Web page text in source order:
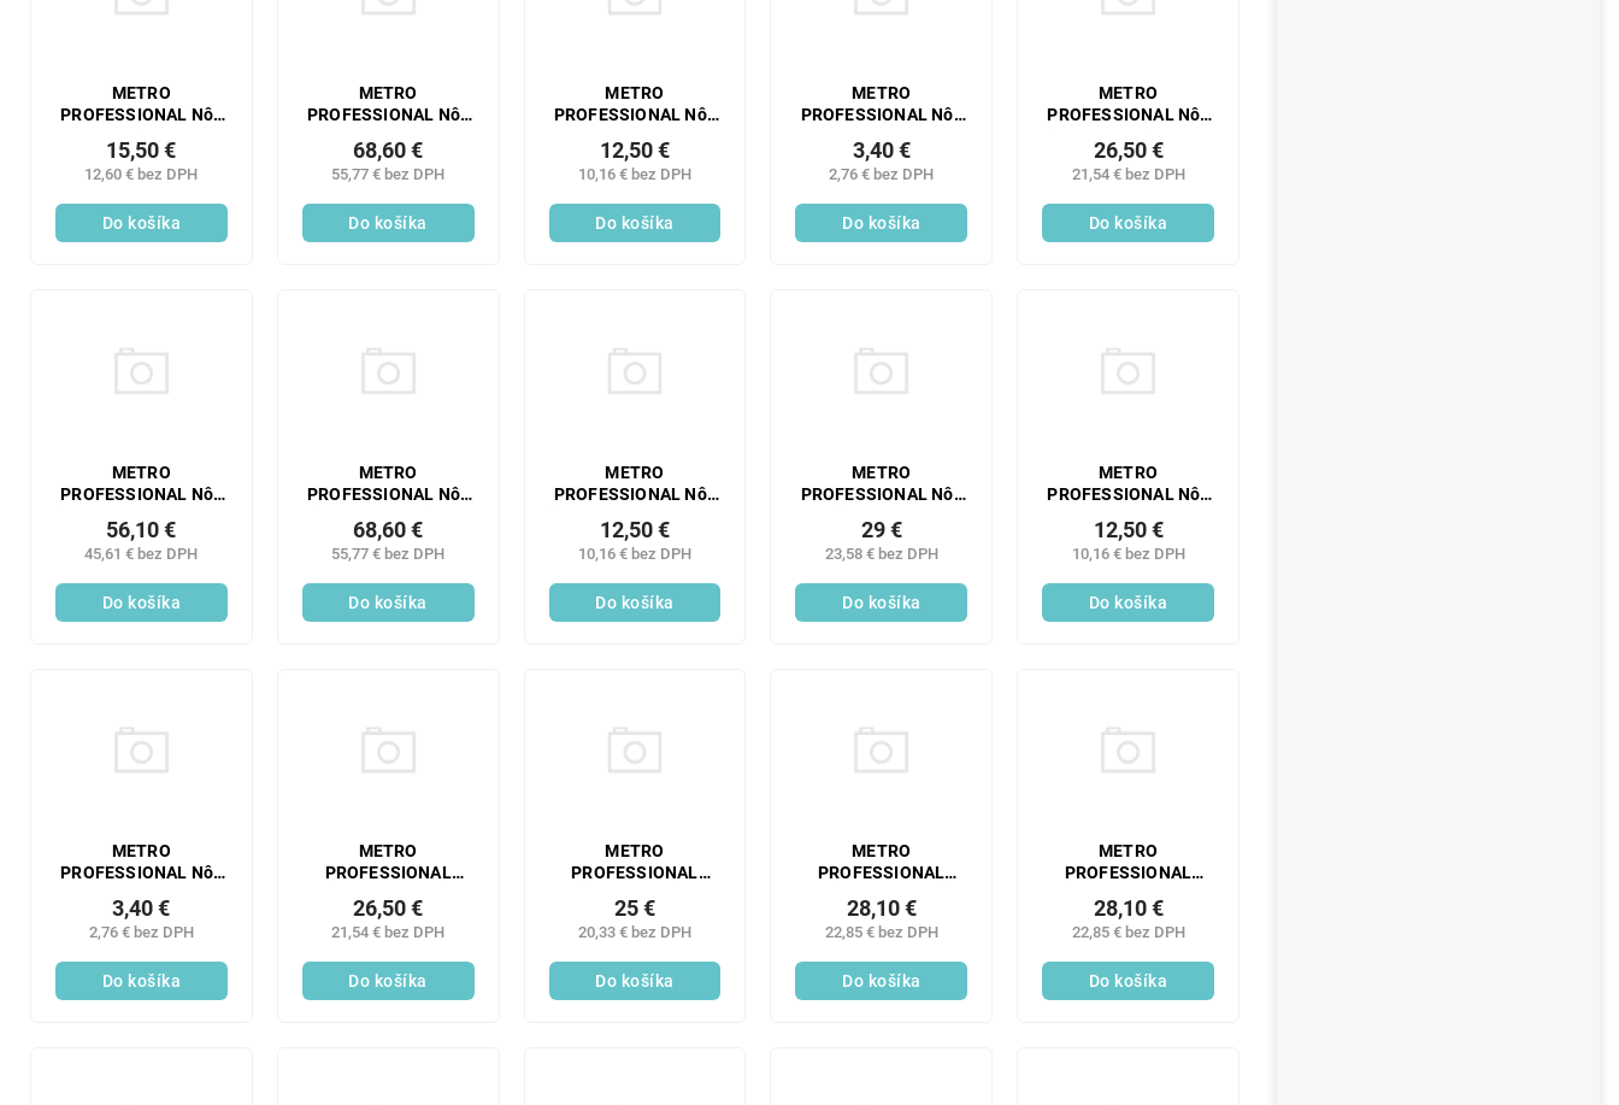
METRO
PROFESSIONAL Nôž
steak pizza 8 ks
12,60 € bez DPH
15,50 €
Do košíka
METRO
PROFESSIONAL Nôž
steak LARISSA 12 ks
55,77 € bez DPH
68,60 €
Do košíka
METRO
PROFESSIONAL Nôž
steak HOTEL 3 ks
10,16 € bez DPH
12,50 €
Do košíka
METRO
PROFESSIONAL Nôž
steak BAGUETTE 12
ks
2,76 € bez DPH
3,40 €
Do košíka
METRO
PROFESSIONAL Nôž
jedálenský Vien 3 ks
21,54 € bez DPH
26,50 €
Do košíka
METRO
PROFESSIONAL Nôž
ks
45,61 € bez DPH
56,10 €
Do košíka
METRO
PROFESSIONAL Nôž
ks
55,77 € bez DPH
68,60 €
Do košíka
METRO
PROFESSIONAL Nôž
10,16 € bez DPH
12,50 €
Do košíka
METRO
PROFESSIONAL Nôž
BAGUETTE 12 ks
23,58 € bez DPH
29 €
Do košíka
METRO
PROFESSIONAL Nôž
10,16 € bez DPH
12,50 €
Do košíka
METRO
PROFESSIONAL Nôž
12 ks
2,76 € bez DPH
3,40 €
Do košíka
METRO
PROFESSIONAL
6 ks
21,54 € bez DPH
26,50 €
Do košíka
METRO
PROFESSIONAL
ks
20,33 € bez DPH
25 €
Do košíka
METRO
PROFESSIONAL
12 ks
22,85 € bez DPH
28,10 €
Do košíka
METRO
PROFESSIONAL
ks
22,85 € bez DPH
28,10 €
Do košíka